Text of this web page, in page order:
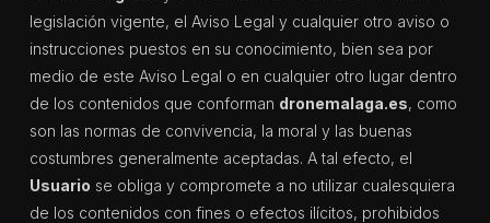
legislación vigente, el Aviso Legal y cualquier otro aviso o
instrucciones puestos en su conocimiento, bien sea por
medio de este Aviso Legal o en cualquier otro lugar dentro
de los contenidos que conforman dronemalaga.es, como
son las normas de convivencia, la moral y las buenas
costumbres generalmente aceptadas. A tal efecto, el
Usuario se obliga y compromete a no utilizar cualesquiera
de los contenidos con fines o efectos ilícitos, prohibidos